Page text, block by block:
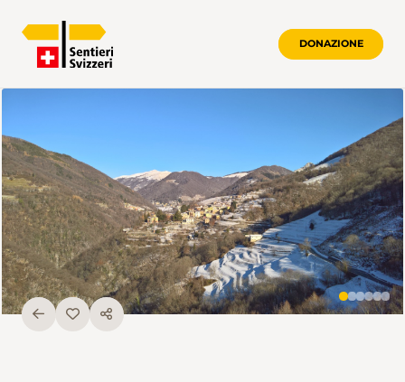
DONAZIONE